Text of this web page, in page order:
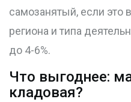
самозанятый, если
региона и типа
до 4-6%.
Что выгоднее:
кладовая?